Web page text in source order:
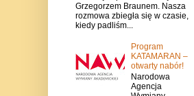
Grzegorzem Braunem. Nasza
rozmowa zbiegła się w czasie,
kiedy padliśm...
Program
KATAMARAN –
otwarty nabór!
Narodowa
Agencja